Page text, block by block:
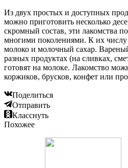
Из двух простых и доступных
можно приготовить несколько
скромный состав, эти лакомства
многими поколениями. К их числу
молоко и молочный сахар.
разных продуктах (на сливках,
готовят на молоке. Лакомство
коржиков, брусков, конфет или
Поделиться
Отправить
Класснуть
Похожее